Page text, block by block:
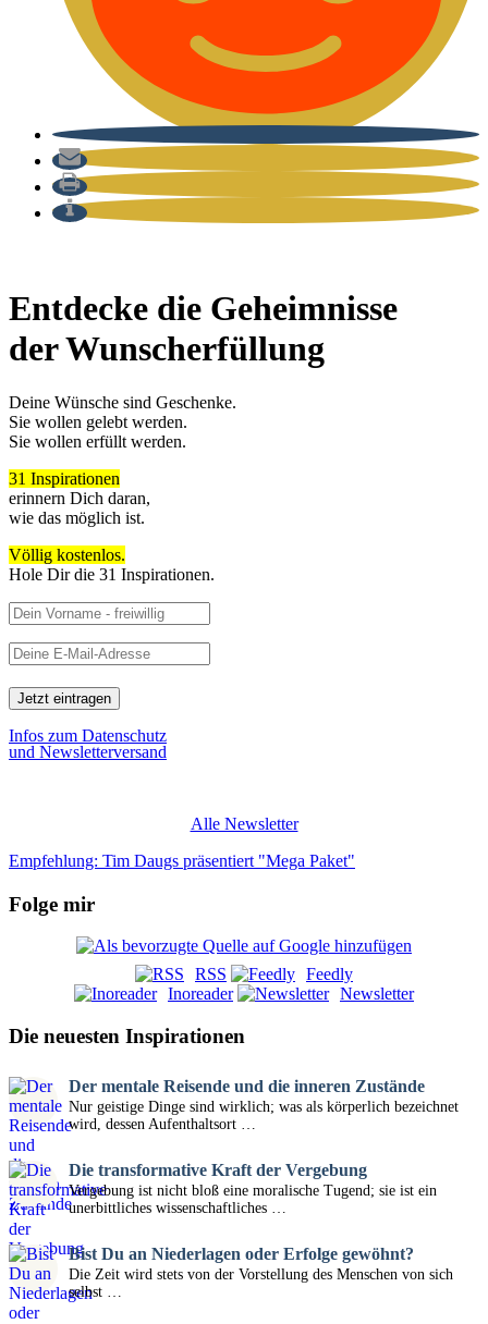
Entdecke die Geheimnisse
der Wunscherfüllung
Deine Wünsche sind Geschenke.
Sie wollen gelebt werden.
Sie wollen erfüllt werden.
31 Inspirationen
erinnern Dich daran,
wie das möglich ist.
Völlig kostenlos.
Hole Dir die 31 Inspirationen.
Infos zum Datenschutz
und Newsletterversand
Alle Newsletter
Empfehlung: Tim Daugs präsentiert "Mega Paket"
Folge mir
RSS
Feedly
Inoreader
Newsletter
Die neuesten Inspirationen
Der mentale Reisende und die inneren Zustände
Nur geistige Dinge sind wirklich; was als körperlich bezeichnet
wird, dessen Aufenthaltsort …
Die transformative Kraft der Vergebung
Vergebung ist nicht bloß eine moralische Tugend; sie ist ein
unerbittliches wissenschaftliches …
Bist Du an Niederlagen oder Erfolge gewöhnt?
Die Zeit wird stets von der Vorstellung des Menschen von sich
selbst …